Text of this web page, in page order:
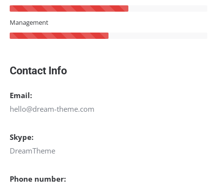
Management
Contact Info
Email:
hello@dream-theme.com
Skype:
DreamTheme
Phone number: